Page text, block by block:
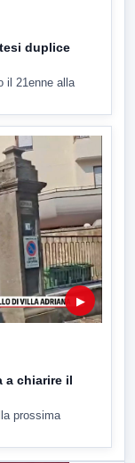
duplice
il 21enne alla
▶
a chiarire il
prossima